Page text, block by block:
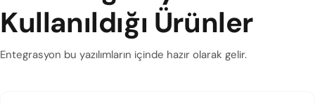
Kullanıldığı Ürünler
Entegrasyon bu yazılımların içinde hazır olarak gelir.